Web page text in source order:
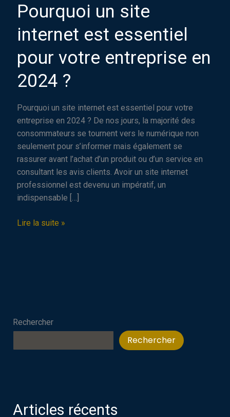
Rechercher
Rechercher
Articles récents
Pourquoi un site
internet est essentiel
pour votre entreprise en
2024 ?
Pourquoi un site internet est essentiel pour votre
entreprise en 2024 ? De nos jours, la majorité des
consommateurs se tournent vers le numérique non
seulement pour s’informer mais également se
rassurer avant l’achat d’un produit ou d’un service en
consultant les avis clients. Avoir un site internet
professionnel est devenu un impératif, un
indispensable […]
Pourquoi
entreprise
2024
Lire la suite »